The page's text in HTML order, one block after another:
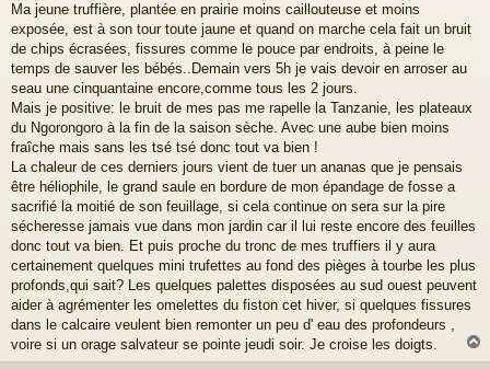
Ma jeune truffière, plantée en prairie moins caillouteuse et moins
exposée, est à son tour toute jaune et quand on marche cela fait un bruit
de chips écrasées, fissures comme le pouce par endroits, à peine le
temps de sauver les bébés..Demain vers 5h je vais devoir en arroser au
seau une cinquantaine encore,comme tous les 2 jours.
Mais je positive: le bruit de mes pas me rapelle la Tanzanie, les plateaux
du Ngorongoro à la fin de la saison sèche. Avec une aube bien moins
fraîche mais sans les tsé tsé donc tout va bien !
La chaleur de ces derniers jours vient de tuer un ananas que je pensais
être héliophile, le grand saule en bordure de mon épandage de fosse a
sacrifié la moitié de son feuillage, si cela continue on sera sur la pire
sécheresse jamais vue dans mon jardin car il lui reste encore des feuilles
donc tout va bien. Et puis proche du tronc de mes truffiers il y aura
certainement quelques mini trufettes au fond des pièges à tourbe les plus
profonds,qui sait? Les quelques palettes disposées au sud ouest peuvent
aider à agrémenter les omelettes du fiston cet hiver, si quelques fissures
dans le calcaire veulent bien remonter un peu d' eau des profondeurs ,
voire si un orage salvateur se pointe jeudi soir. Je croise les doigts.
a